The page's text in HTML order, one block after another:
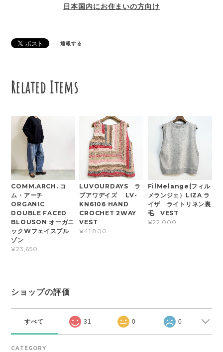
日本国内にお住まいの方向け
通報する
Related Items
COMM.ARCH. コ
ム・アーチ
ORGANIC
DOUBLE FACED
BLOUSON オーガニ
ックWフェイスブル
ゾン
¥23,650
LUVOURDAYS ラ
ブアワデイズ LV-
KN6106 HAND
CROCHET 2WAY
VEST
¥41,800
FilMelange(フィル
メランジェ）LIZA ラ
イザ ライトリネン裏
毛 VEST
¥22,000
ショップの評価
すべて 31 0 0
CATEGORY